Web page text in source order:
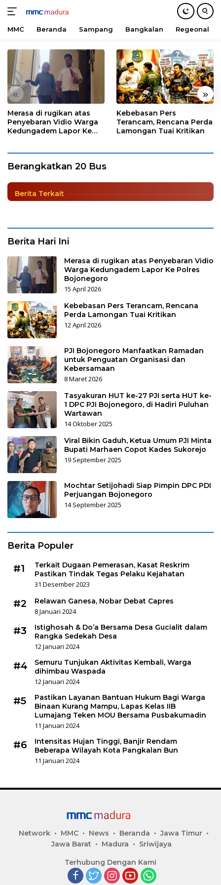
konten
MMC Beranda Sampang Bangkalan Regeonal
« »
Merasa di rugikan atas
Penyebaran Vidio Warga
Kedungadem Lapor Ke
Kebebasan Pers
Terancam, Rencana Perda
Lamongan Tuai Kritikan
Berangkatkan 20 Bus
Mudik Gratis
Berita |29 April 2022
Berita Terkait
Berita Hari Ini
Merasa di rugikan atas Penyebaran Vidio
Warga Kedungadem Lapor Ke Polres
Bojonegoro
15 April 2026
Kebebasan Pers Terancam, Rencana
Perda Lamongan Tuai Kritikan
12 April 2026
PJI Bojonegoro Manfaatkan Ramadan
untuk Penguatan Organisasi dan
Kebersamaan
8 Maret 2026
Tasyakuran HUT ke-27 PJI serta HUT ke-
1 DPC PJI Bojonegoro, di Hadiri Puluhan
Wartawan
14 Oktober 2025
Viral Bikin Gaduh, Ketua Umum PJI Minta
Bupati Marhaen Copot Kades Sukorejo
19 September 2025
Mochtar Setijohadi Siap Pimpin DPC PDI
Perjuangan Bojonegoro
14 September 2025
Berita Populer
#1
Terkait Dugaan Pemerasan, Kasat Reskrim
Pastikan Tindak Tegas Pelaku Kejahatan
31 Desember 2023
#2
Relawan Ganesa, Nobar Debat Capres
8 Januari 2024
#3
Istighosah & Do’a Bersama Desa Gucialit dalam
Rangka Sedekah Desa
12 Januari 2024
#4
Semuru Tunjukan Aktivitas Kembali, Warga
dihimbau Waspada
12 Januari 2024
#5
Pastikan Layanan Bantuan Hukum Bagi Warga
Binaan Kurang Mampu, Lapas Kelas IIB
Lumajang Teken MOU Bersama Pusbakumadin
11 Januari 2024
#6
Intensitas Hujan Tinggi, Banjir Rendam
Beberapa Wilayah Kota Pangkalan Bun
11 Januari 2024
Network MMC News Beranda
Jawa Timur
Jawa Barat
Madura Sriwijaya
Terhubung Dengan Kami